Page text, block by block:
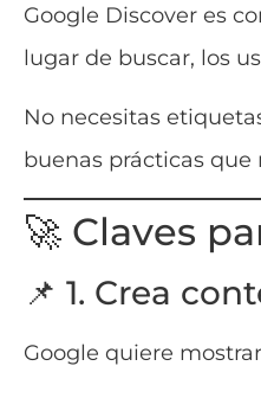
Google Discover es
lugar de buscar, los
No necesitas
buenas prácticas
🚀 Claves
📌 1. Crea
Google quiere